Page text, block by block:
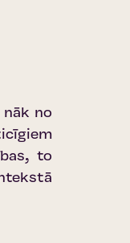
no
to